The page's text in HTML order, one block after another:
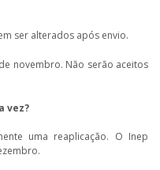
ser alterados após envio.
novembro. Não serão aceitos
vez?
uma reaplicação. O Inep